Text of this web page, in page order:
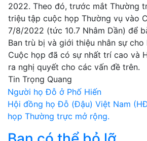
2022. Theo đó, trước mắt Thường
triệu tập cuộc họp Thường vụ vào
7/8/2022 (tức 10.7 Nhâm Dần) để
Ban trù bị và giới thiệu nhân sự cho
Cuộc họp đã có sự nhất trí cao và
ra nghị quyết cho các vấn đề trên.
Tin Trọng Quang
Điều
hướng
bài
Người họ Đỗ ở Phố Hiến
Hội đồng họ Đỗ (Đậu) Việt Nam
họp Thường trực mở rộng.